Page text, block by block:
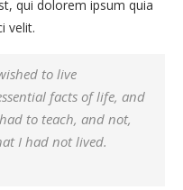
qui dolorem ipsum quia
velit.
to live
facts of life, and
to teach, and not,
I had not lived.